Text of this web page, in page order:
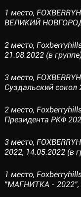
1 место,
ВЕЛИКИЙ НОВГОРОД
2 место,
21.08.2022 (в
3 место,
Суздальский сокол
2 место,
Президента РКФ
3 место,
2022, 14.05.2022 (в
1 место,
"МАГНИТКА - 2022",